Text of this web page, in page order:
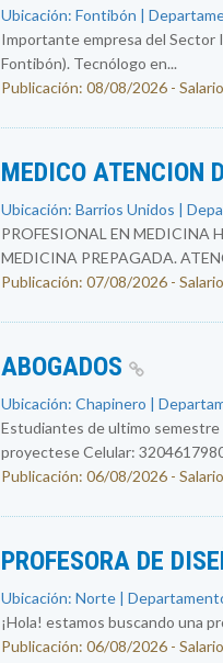
Ubicación: Fontibón |
Importante empresa del Sector
Fontibón). Tecnólogo en...
Publicación: 08/08/2026 -
MEDICO ATENCION
Ubicación: Barrios Unidos |
PROFESIONAL EN MEDICINA
MEDICINA PREPAGADA.
Publicación: 07/08/2026 -
ABOGADOS
Ubicación: Chapinero |
Estudiantes de ultimo semestre
proyectese Celular:
Publicación: 06/08/2026 -
PROFESORA DE
Ubicación: Norte |
¡Hola! estamos buscando una
Publicación: 06/08/2026 -